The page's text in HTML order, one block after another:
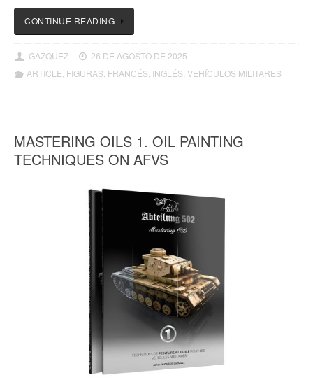
CONTINUE READING
GAZQUEZ
26 DE AGOSTO DE 2025
ARTICLE, FIGURAS, FRANCÉS, INGLÉS, VEHÍCULOS MILITARES
MASTERING OILS 1. OIL PAINTING
TECHNIQUES ON AFVS